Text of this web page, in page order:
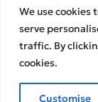
We use cookies
serve
traffic. By
cookies.
Customise
Επικοινωνία